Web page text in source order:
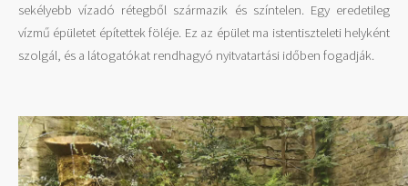
sekélyebb vízadó rétegből származik és színtelen. Egy eredetileg
vízmű épületet építettek föléje. Ez az épület ma istentiszteleti helyként
szolgál, és a látogatókat rendhagyó nyitvatartási időben fogadják.